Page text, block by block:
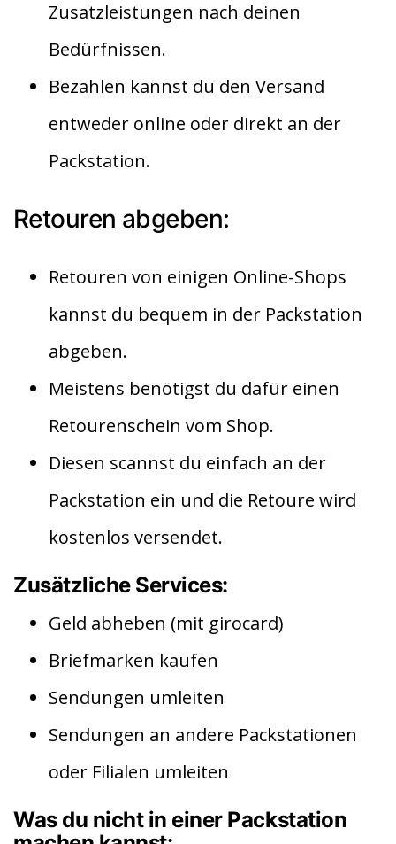
Zusatzleistungen nach deinen
Bedürfnissen.
Bezahlen kannst du den Versand
entweder online oder direkt an der
Packstation.
Retouren abgeben:
Retouren von einigen Online-Shops
kannst du bequem in der Packstation
abgeben.
Meistens benötigst du dafür einen
Retourenschein vom Shop.
Diesen scannst du einfach an der
Packstation ein und die Retoure wird
kostenlos versendet.
Zusätzliche Services:
Geld abheben (mit girocard)
Briefmarken kaufen
Sendungen umleiten
Sendungen an andere Packstationen
oder Filialen umleiten
Was du nicht in einer Packstation